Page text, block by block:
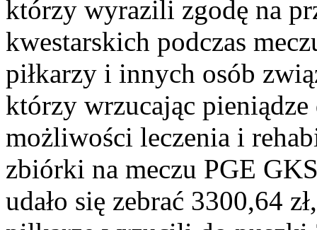
którzy wyrazili zgodę na
kwestarskich podczas
piłkarzy i innych osób
którzy wrzucając
możliwości leczenia i
zbiórki na meczu PGE
udało się zebrać 3300,64